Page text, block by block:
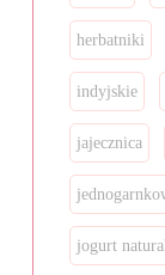
herbatniki
indyjskie
jajecznica
jogurt